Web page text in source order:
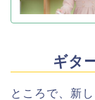
ギタ
ところで、新